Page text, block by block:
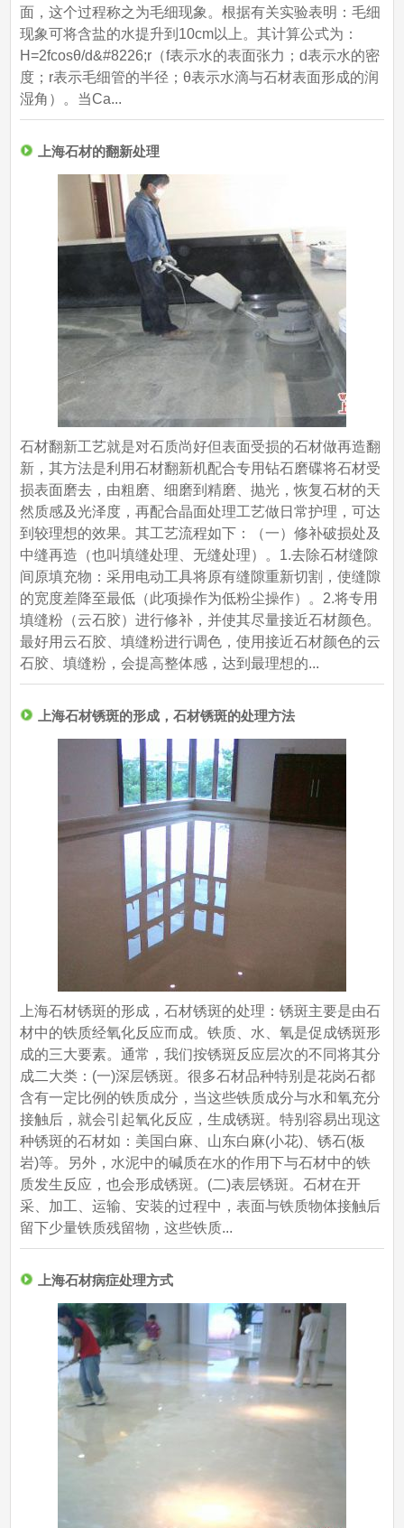
面，这个过程称之为毛细现象。根据有关实验表明：毛细
现象可将含盐的水提升到10cm以上。其计算公式为：
H=2fcosθ/d&#8226;r（f表示水的表面张力；d表示水的密
度；r表示毛细管的半径；θ表示水滴与石材表面形成的润
湿角）。当Ca...
上海石材的翻新处理
石材翻新工艺就是对石质尚好但表面受损的石材做再造翻
新，其方法是利用石材翻新机配合专用钻石磨碟将石材受
损表面磨去，由粗磨、细磨到精磨、抛光，恢复石材的天
然质感及光泽度，再配合晶面处理工艺做日常护理，可达
到较理想的效果。其工艺流程如下：（一）修补破损处及
中缝再造（也叫填缝处理、无缝处理）。1.去除石材缝隙
间原填充物：采用电动工具将原有缝隙重新切割，使缝隙
的宽度差降至最低（此项操作为低粉尘操作）。2.将专用
填缝粉（云石胶）进行修补，并使其尽量接近石材颜色。
最好用云石胶、填缝粉进行调色，使用接近石材颜色的云
石胶、填缝粉，会提高整体感，达到最理想的...
上海石材锈斑的形成，石材锈斑的处理方法
上海石材锈斑的形成，石材锈斑的处理：锈斑主要是由石
材中的铁质经氧化反应而成。铁质、水、氧是促成锈斑形
成的三大要素。通常，我们按锈斑反应层次的不同将其分
成二大类：(一)深层锈斑。很多石材品种特别是花岗石都
含有一定比例的铁质成分，当这些铁质成分与水和氧充分
接触后，就会引起氧化反应，生成锈斑。特别容易出现这
种锈斑的石材如：美国白麻、山东白麻(小花)、锈石(板
岩)等。另外，水泥中的碱质在水的作用下与石材中的铁
质发生反应，也会形成锈斑。(二)表层锈斑。石材在开
采、加工、运输、安装的过程中，表面与铁质物体接触后
留下少量铁质残留物，这些铁质...
上海石材病症处理方式